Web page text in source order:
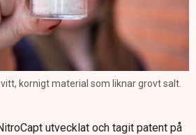
kornigt material som liknar grovt salt.
utvecklat och tagit patent på